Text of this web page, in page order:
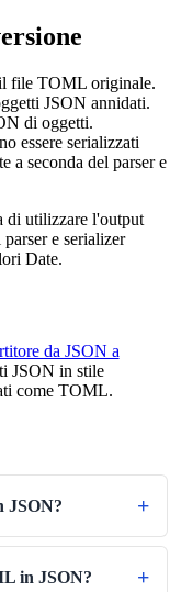
il file TOML originale.
JSON annidati.
di oggetti.
essere serializzati
a seconda del parser e
di utilizzare l'output
e serializer
Date.
da JSON a
JSON in stile
come TOML.
JSON?
in JSON?